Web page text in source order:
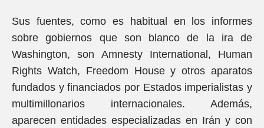
Sus fuentes, como es habitual en los informes
sobre gobiernos que son blanco de la ira de
Washington, son Amnesty International, Human
Rights Watch, Freedom House y otros aparatos
fundados y financiados por Estados imperialistas y
multimillonarios internacionales. Además,
aparecen entidades especializadas en Irán y con